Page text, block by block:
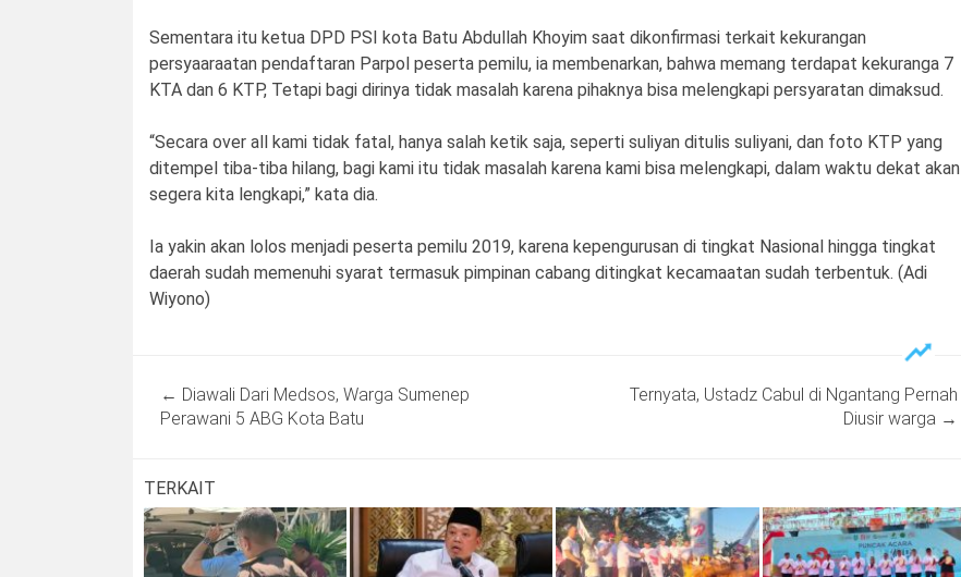
Sementara itu ketua DPD PSI kota Batu Abdullah Khoyim saat dikonfirmasi terkait kekurangan
persyaaraatan pendaftaran Parpol peserta pemilu, ia membenarkan, bahwa memang terdapat kekuranga 7
KTA dan 6 KTP, Tetapi bagi dirinya tidak masalah karena pihaknya bisa melengkapi persyaratan dimaksud.
“Secara over all kami tidak fatal, hanya salah ketik saja, seperti suliyan ditulis suliyani, dan foto KTP yang
ditempel tiba-tiba hilang, bagi kami itu tidak masalah karena kami bisa melengkapi, dalam waktu dekat akan
segera kita lengkapi,” kata dia.
Ia yakin akan lolos menjadi peserta pemilu 2019, karena kepengurusan di tingkat Nasional hingga tingkat
daerah sudah memenuhi syarat termasuk pimpinan cabang ditingkat kecamaatan sudah terbentuk. (Adi
Wiyono)
navigation
← Diawali Dari Medsos, Warga Sumenep
Perawani 5 ABG Kota Batu
Ternyata, Ustadz Cabul di Ngantang Pernah
Diusir warga →
TERKAIT